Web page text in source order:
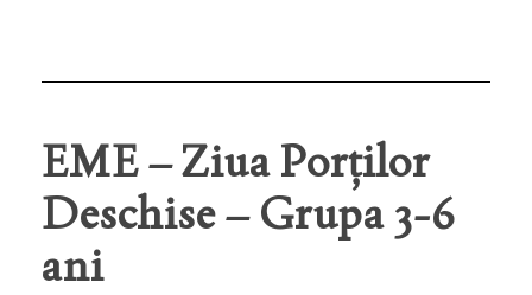
EME – Ziua Porților
Deschise – Grupa 3-6
ani